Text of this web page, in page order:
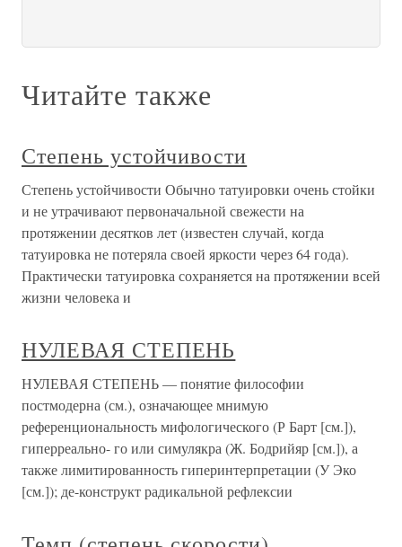
Читайте также
Степень устойчивости
Степень устойчивости Обычно татуировки очень стойки
и не утрачивают первоначальной свежести на
протяжении десятков лет (известен случай, когда
татуировка не потеряла своей яркости через 64 года).
Практически татуировка сохраняется на протяжении всей
жизни человека и
НУЛЕВАЯ СТЕПЕНЬ
НУЛЕВАЯ СТЕПЕНЬ — понятие философии
постмодерна (см.), означающее мнимую
референциональность мифологического (Р Барт [см.]),
гиперреально- го или симулякра (Ж. Бодрийяр [см.]), а
также лимитированность гиперинтерпретации (У Эко
[см.]); де-конструкт радикальной рефлексии